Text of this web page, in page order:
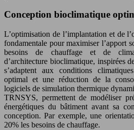
Conception bioclimatique
L’optimisation de l’implantation et de
fondamentale pour maximiser l’apport
besoins de chauffage et de
d’architecture bioclimatique, inspirées
s’adaptent aux conditions
optimal et une réduction de la
logiciels de simulation thermique
TRNSYS, permettent de modéliser
énergétiques du bâtiment avant sa
conception. Par exemple, une
20% les besoins de chauffage.